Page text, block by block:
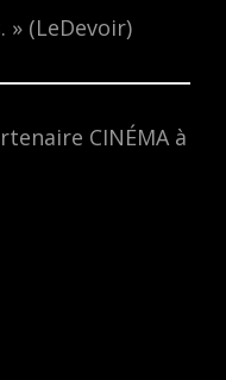
» (LeDevoir)
CINÉMA à